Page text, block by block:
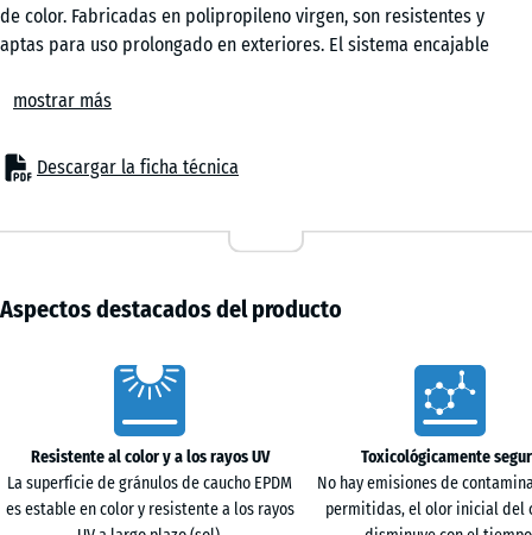
de color. Fabricadas en polipropileno virgen, son resistentes y
aptas para uso prolongado en exteriores. El sistema encajable
permanentes ni perfiles adicionales.
La superficie es adecuada para entornos familiares donde juegan
niños o descansan mascotas. El agua de lluvia se evacua a través
inferior ventilada limita la acumulación de calor en verano.
Las baldosas de plástico se fabrican en polipropileno virgen con
propiedades mecánicas definidas. No se utilizan mezclas recicladas
estable en un rango de temperatura de −25 °C a +60 °C. La base
incorpora numerosos apoyos distribuidos de forma densa con
amplias superficies de contacto, que reparten las cargas de
manera uniforme sobre el soporte y permiten el libre drenaje del
agua.
Instalación
mostrar más
Descargar la ficha técnica
Aspectos destacados del producto
Characteristics
Resistente al color y a los rayos UV
La superficie de gránulos de caucho EPDM
es estable en color y resistente a los rayos
Toxicológicamente
No hay emisiones de
permitidas, el olor inicial del